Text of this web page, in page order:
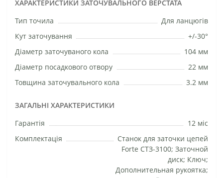
ХАРАКТЕРИСТИКИ ЗАТОЧУВАЛЬНОГО ВЕРСТАТА
Тип точила
Для ланцюгів
Кут заточування
+/-30°
Діаметр заточуваного кола
104 мм
Діаметр посадкового отвору
22 мм
Товщина заточувального кола
3.2 мм
ЗАГАЛЬНІ ХАРАКТЕРИСТИКИ
Гарантія
12 міс
Комплектація
Станок для заточки цепей
Forte СТЗ-3100; Заточной
диск; Ключ;
Дополнительная рукоятка;